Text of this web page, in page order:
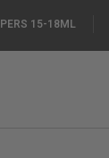
15-18ML